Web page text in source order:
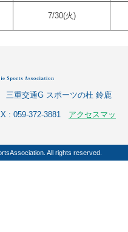
7/30(火)
重交通G スポーツの杜 鈴鹿
: 059-372-3881 アクセスマッ
All rights reserved.